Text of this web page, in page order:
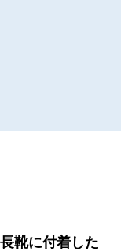
靴に付着した